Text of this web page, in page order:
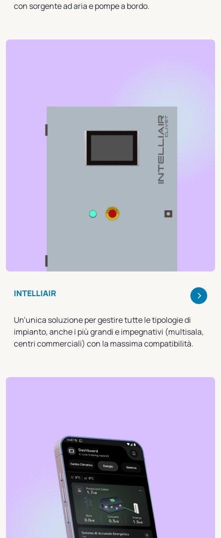
con sorgente ad aria e pompe a bordo.
INTELLIAIR >
Un’unica soluzione per gestire tutte le tipologie di
impianto, anche i più grandi e impegnativi (multisala,
centri commerciali) con la massima compatibilità.